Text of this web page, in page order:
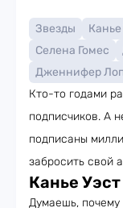
Звезды
Селена Гомес
Дженнифер
Кто-то годами
подписчиков. А
подписаны
забросить свой
Канье Уэст
Думаешь,